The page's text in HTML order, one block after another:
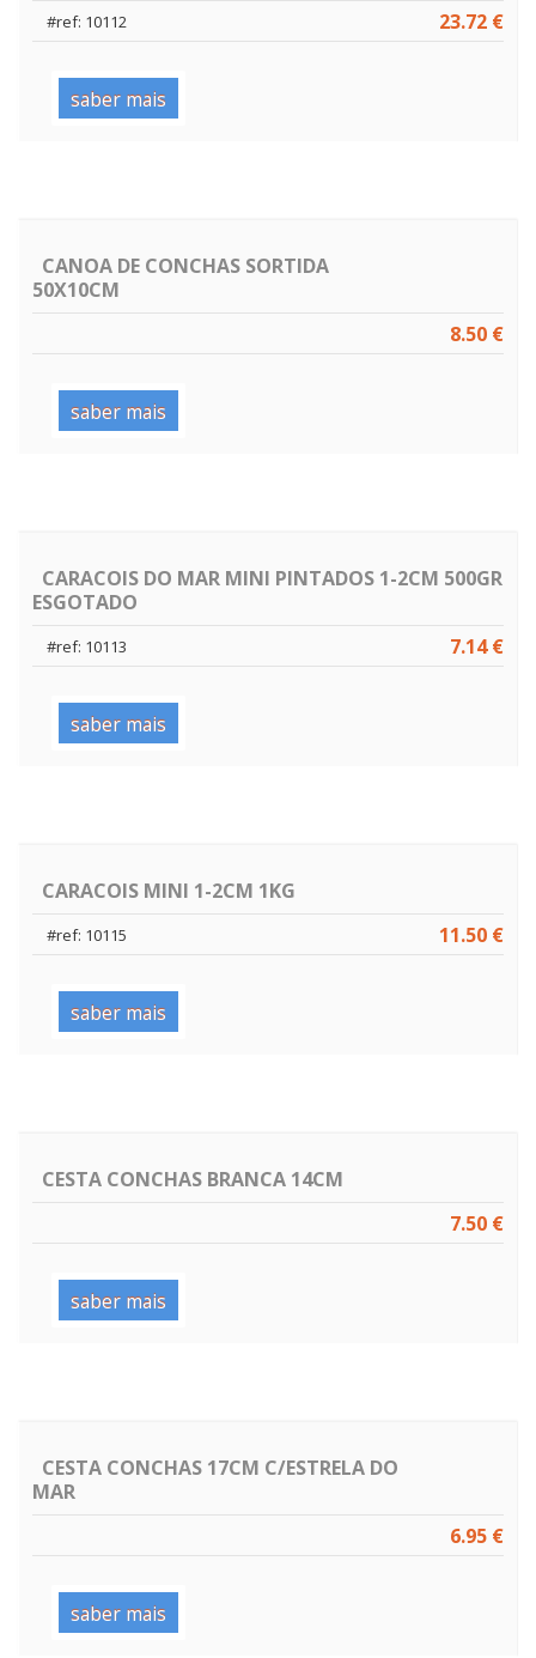
23.72 €
#ref: 10112
saber mais
CANOA DE CONCHAS SORTIDA
50X10CM
8.50 €
saber mais
CARACOIS DO MAR MINI PINTADOS 1-2CM 500GR
ESGOTADO
7.14 €
#ref: 10113
saber mais
CARACOIS MINI 1-2CM 1KG
11.50 €
#ref: 10115
saber mais
CESTA CONCHAS BRANCA 14CM
7.50 €
saber mais
CESTA CONCHAS 17CM C/ESTRELA DO
MAR
6.95 €
saber mais